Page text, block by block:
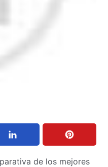
de los mejores